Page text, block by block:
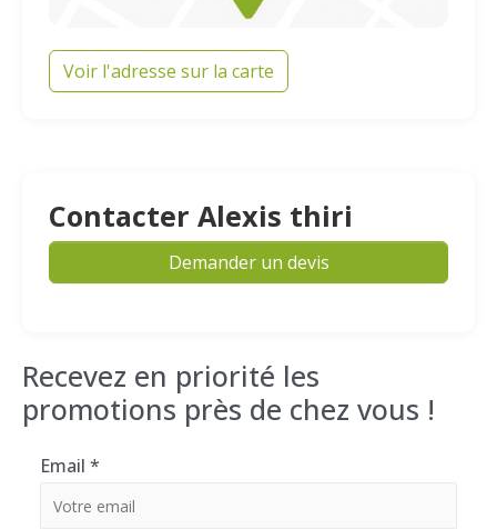
Voir l'adresse sur la carte
Contacter Alexis thiri
Demander un devis
Recevez en priorité les
promotions près de chez vous !
Email *